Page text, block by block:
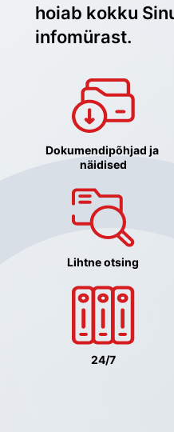
hoiab kokku
infomürast.
Dokumendipõhjad ja
näidised
Lihtne otsing
24/7